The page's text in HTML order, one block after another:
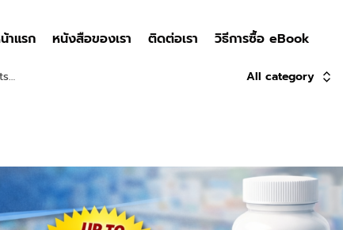
าแรก หนังสือของเรา ติดต่อเรา วิธีการซื้อ eBook
All category